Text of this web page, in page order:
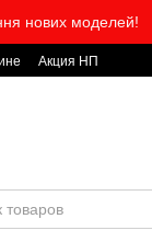
нових моделей!
Акция НП